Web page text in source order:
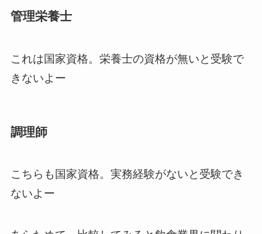
管理栄養士
これは国家資格。栄養士の資格が無いと受験で
きないよー
調理師
こちらも国家資格。実務経験がないと受験でき
ないよー